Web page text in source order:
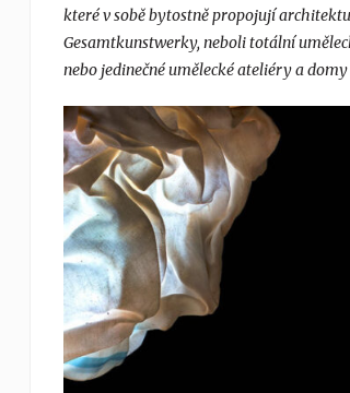
které v sobě bytostně propojují
Gesamtkunstwerky, neboli totální
nebo jedinečné umělecké ateliéry a